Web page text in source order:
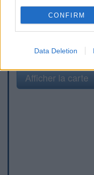
CONFIRM
Data Deletion
Afficher la carte